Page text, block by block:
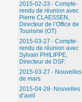
2015-02-23 - Compte-
rendu de réunion avec
Pierre CLAESSEN,
Directeur de l’Office de
Tourisme (OT)
2015-03-27 - Compte-
rendu de réunion avec
Sylvain PHILIPPE,
Directeur de DSF.
2015-03-27 - Nouvelles
de mars
2015-04-28- Nouvelles
d’avril